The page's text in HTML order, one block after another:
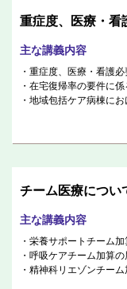
重症度、医療・看
主な講義内容
重症度、医療・看護必
在宅復帰率の要件に
地域包括ケア病棟に
チーム医療につい
主な講義内容
栄養サポートチーム
呼吸ケアチーム加算の
精神科リエゾンチー